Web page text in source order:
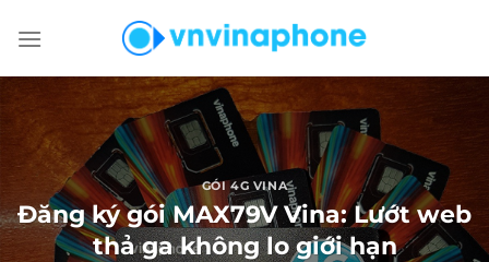
đến
GÓI 4G VINA
Đăng ký gói MAX79V Vina: Lướt web
thả ga không lo giới hạn